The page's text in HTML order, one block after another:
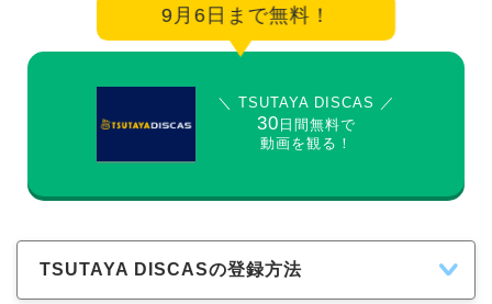
9月6日まで無料！
＼ TSUTAYA DISCAS ／
30 日間無料で
動画を観る！
TSUTAYA DISCASの登録方法